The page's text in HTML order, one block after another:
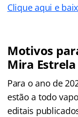
Clique aqui e
Motivos
Mira Estrela
Para o ano de
estão a todo
editais